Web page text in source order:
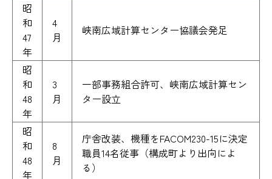
昭
和
47
年
4
月
峡南広域計算センター協議会発足
昭
和
48
年
3
月
一部事務組合許可、峡南広域計算セン
ター設立
昭
和
48
年
8
月
庁舎改装、機種をFACOM230-15に決定
職員14名従事（構成町より出向によ
る）